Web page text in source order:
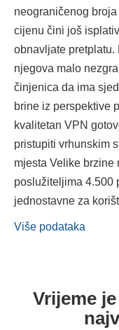
neograničenog
cijenu čini još
obnavljate
njegova malo
činjenica da ima
brine iz perspektive
kvalitetan VPN
pristupiti vrhunskim
mjesta Velike
poslužiteljima 4.500
jednostavne za
Više podataka
Vrijeme